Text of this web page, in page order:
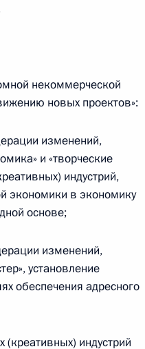
некоммерческой
новых проектов»:
изменений,
и «творческие
индустрий,
экономики в экономику
основе;
изменений,
установление
обеспечения адресного
индустрий